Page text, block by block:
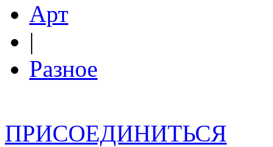
Арт
|
Разное
ПРИСОЕДИНИТЬСЯ